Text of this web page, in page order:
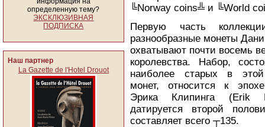
определенную тему?
ЭКСКЛЮЗИВНАЯ
ПОДПИСКА
Наш партнер
La Gazette de l'Hotel Drouot
╚Norway coins╩ и ╚World
Первую часть
разнообразные монеты
охватывают почти восемь
королевства. Набор,
наиболее старых в этой
монет, относится к
Эрика Клипинга (Erik
датируется второй
составляет всего ┬135.